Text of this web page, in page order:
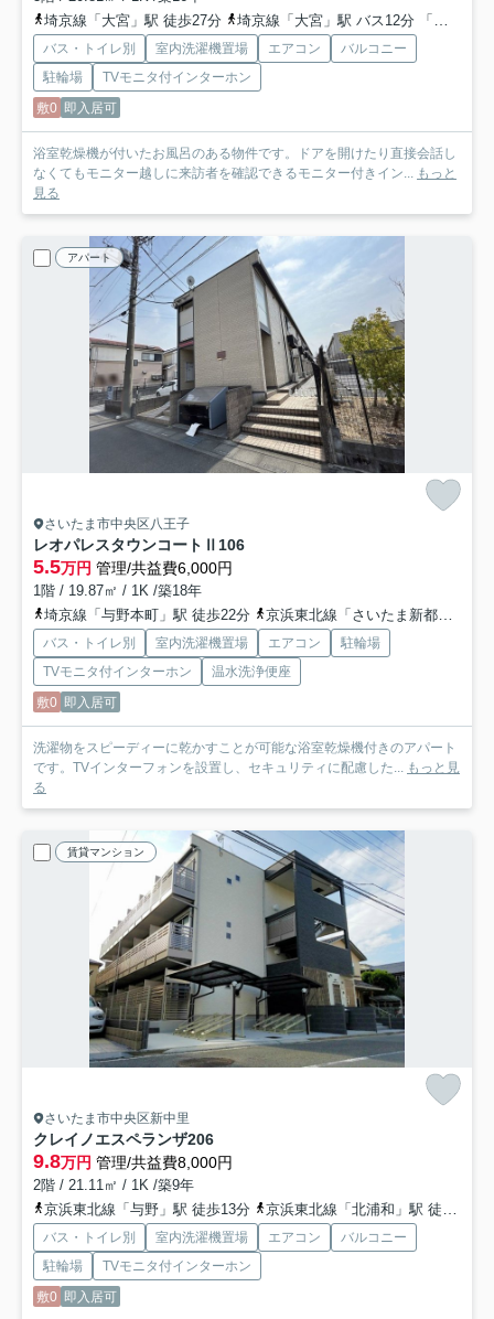
埼京線「大宮」駅 徒歩27分
埼京線「大宮」駅 バス12分 「三橋二丁目南」 停歩5分
バス・トイレ別 室内洗濯機置場 エアコン
バルコニー
駐輪場
TVモニタ付インターホン
敷0 即入居可
浴室乾燥機が付いたお風呂のある物件です。ドアを開けたり直接会話し
なくてもモニター越しに来訪者を確認できるモニター付きイン... もっと
見る
アパート
さいたま市中央区八王子
レオパレスタウンコートⅡ 106
5.5万円 管理/共益費6,000円
1階 / 19.87㎡ / 1K /築18年
埼京線「与野本町」駅 徒歩22分
京浜東北線「さいたま新都心」駅 バス17分 「八王子」 停歩5分
バス・トイレ別 室内洗濯機置場 エアコン
駐輪場
TVモニタ付インターホン
温水洗浄便座
敷0 即入居可
洗濯物をスピーディーに乾かすことが可能な浴室乾燥機付きのアパート
です。TVインターフォンを設置し、セキュリティに配慮した... もっと見
る
賃貸マンション
さいたま市中央区新中里
クレイノエスペランザ206
9.8万円 管理/共益費8,000円
2階 / 21.11㎡ / 1K /築9年
京浜東北線「与野」駅 徒歩13分
京浜東北線「北浦和」駅 徒歩14分
バス・トイレ別 室内洗濯機置場 エアコン
バルコニー
駐輪場
TVモニタ付インターホン
敷0 即入居可